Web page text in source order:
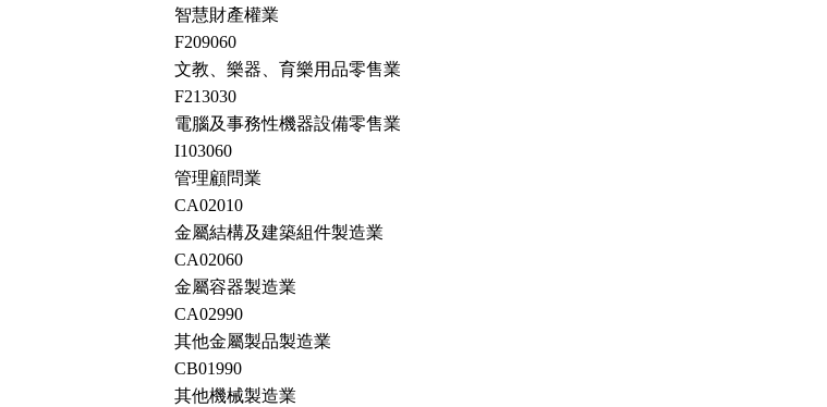
智慧財產權業
F209060
文教、樂器、育樂用品零售業
F213030
電腦及事務性機器設備零售業
I103060
管理顧問業
CA02010
金屬結構及建築組件製造業
CA02060
金屬容器製造業
CA02990
其他金屬製品製造業
CB01990
其他機械製造業